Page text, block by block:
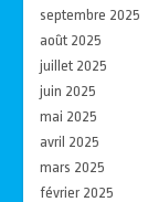
septembre 2025
août 2025
juillet 2025
juin 2025
mai 2025
avril 2025
mars 2025
février 2025